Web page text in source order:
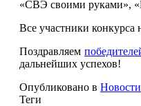
«СВЭ своими руками»,
Все участники конкурса
Поздравляем
дальнейших успехов!
Опубликовано в Новости
Теги